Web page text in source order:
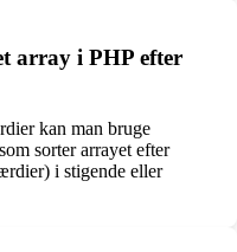
array i PHP efter
kan man bruge
sorter arrayet efter
i stigende eller